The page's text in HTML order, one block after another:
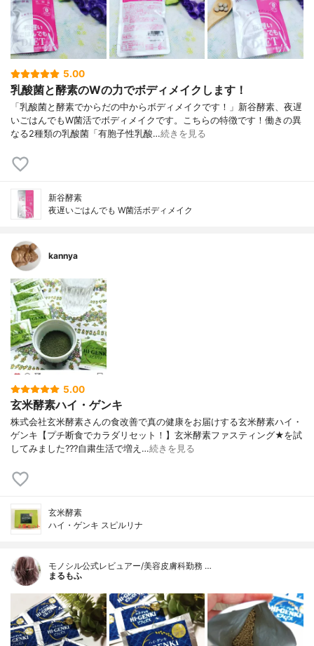
5.00
乳酸菌と酵素のWの力でボディメイクします！
「乳酸菌と酵素でからだの中からボディメイクです！」新谷酵素、夜遅
いごはんでもW菌活でボディメイクです。こちらの特徴です！働きの異
なる2種類の乳酸菌「有胞子性乳酸…続きを見る
新谷酵素
夜遅いごはんでも W菌活ボディメイク
kannya
5.00
玄米酵素ハイ・ゲンキ
株式会社玄米酵素さんの食改善で真の健康をお届けする玄米酵素ハイ・
ゲンキ【プチ断食でカラダリセット！】玄米酵素ファスティング★を試
してみました???自粛生活で増え…続きを見る
玄米酵素
ハイ・ゲンキ スピルリナ
モノシル公式レビュアー/美容皮膚科勤務 …
まるもふ